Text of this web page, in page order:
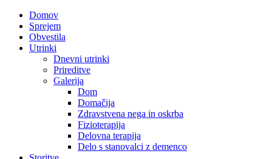
Domov
Sprejem
Obvestila
Utrinki
Dnevni utrinki
Prireditve
Galerija
Dom
Domačija
Zdravstvena nega in oskrba
Fizioterapija
Delovna terapija
Delo s stanovalci z demenco